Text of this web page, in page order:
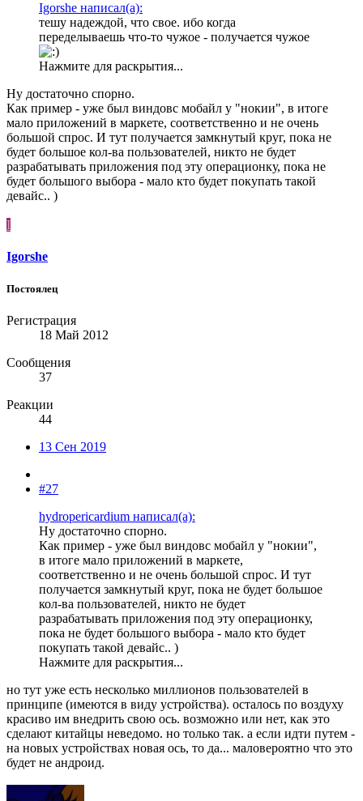
Igorshe написал(а):
тешу надеждой, что свое. ибо когда
переделываешь что-то чужое - получается чужое
Нажмите для раскрытия...
Ну достаточно спорно.
Как пример - уже был виндовс мобайл у "нокии", в итоге
мало приложений в маркете, соответственно и не очень
большой спрос. И тут получается замкнутый круг, пока не
будет большое кол-ва пользователей, никто не будет
разрабатывать приложения под эту операционку, пока не
будет большого выбора - мало кто будет покупать такой
девайс.. )
I
Igorshe
Постоялец
Регистрация
18 Май 2012
Сообщения
37
Реакции
44
13 Сен 2019
#27
hydropericardium написал(а):
Ну достаточно спорно.
Как пример - уже был виндовс мобайл у "нокии",
в итоге мало приложений в маркете,
соответственно и не очень большой спрос. И тут
получается замкнутый круг, пока не будет большое
кол-ва пользователей, никто не будет
разрабатывать приложения под эту операционку,
пока не будет большого выбора - мало кто будет
покупать такой девайс.. )
Нажмите для раскрытия...
но тут уже есть несколько миллионов пользователей в
принципе (имеются в виду устройства). осталось по воздуху
красиво им внедрить свою ось. возможно или нет, как это
сделают китайцы неведомо. но только так. а если идти путем -
на новых устройствах новая ось, то да... маловероятно что это
будет не андроид.